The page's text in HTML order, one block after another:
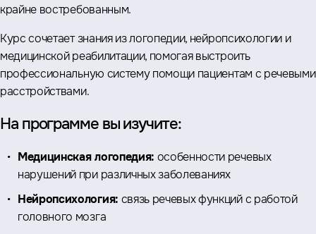
крайне востребованным.
Курс сочетает знания из логопедии, нейропсихологии и
медицинской реабилитации, помогая выстроить
профессиональную систему помощи пациентам с речевыми
расстройствами.
На программе вы изучите:
Медицинская логопедия: особенности речевых
нарушений при различных заболеваниях
Нейропсихология: связь речевых функций с работой
головного мозга